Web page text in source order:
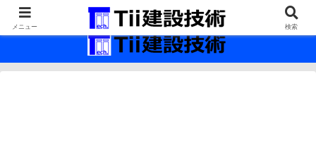
最新の建設技術の情報インフラ。
メニュー 検索